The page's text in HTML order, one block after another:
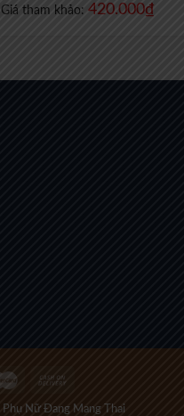
Giá tham khảo: 420.000₫
Nữ Đang Mang Thai